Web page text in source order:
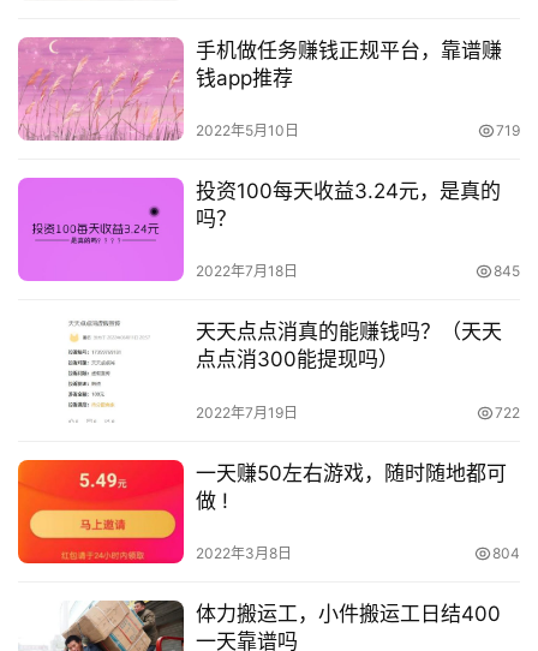
手机做任务赚钱正规平台，靠谱赚
钱app推荐
2022年5月10日 719
投资100每天收益3.24元，是真的
吗？
2022年7月18日 845
天天点点消真的能赚钱吗？（天天
点点消300能提现吗）
2022年7月19日 722
一天赚50左右游戏，随时随地都可
做 !
2022年3月8日 804
体力搬运工，小件搬运工日结400
一天靠谱吗